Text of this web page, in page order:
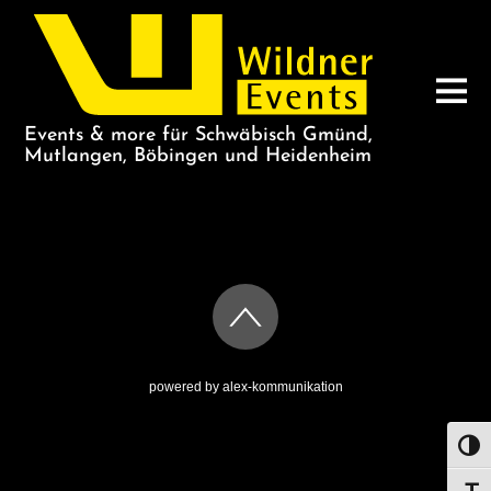
Events & more für Schwäbisch Gmünd,
Mutlangen, Böbingen und Heidenheim
powered by alex-kommunikation